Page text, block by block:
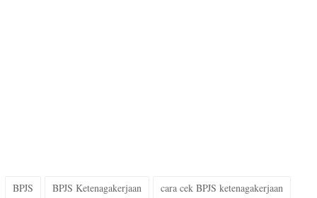
BPJS BPJS Ketenagakerjaan cara cek BPJS ketenagakerjaan